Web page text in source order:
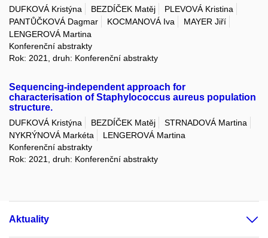
DUFKOVÁ Kristýna BEZDÍČEK Matěj
PLEVOVÁ Kristina
PANTŮČKOVÁ Dagmar
KOCMANOVÁ Iva
MAYER Jiří
LENGEROVÁ Martina
Konferenční abstrakty
Rok: 2021, druh: Konferenční abstrakty
Sequencing-independent approach for
characterisation of Staphylococcus aureus population
structure.
DUFKOVÁ Kristýna BEZDÍČEK Matěj
STRNADOVÁ Martina
NYKRÝNOVÁ Markéta
LENGEROVÁ Martina
Konferenční abstrakty
Rok: 2021, druh: Konferenční abstrakty
Aktuality